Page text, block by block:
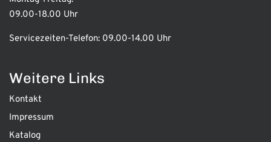
09.00-18.00 Uhr
Servicezeiten-Telefon: 09.00-14.00 Uhr
Weitere Links
Kontakt
Impressum
Katalog